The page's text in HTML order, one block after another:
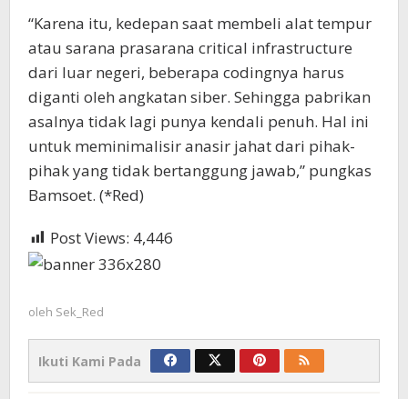
“Karena itu, kedepan saat membeli alat tempur
atau sarana prasarana critical infrastructure
dari luar negeri, beberapa codingnya harus
diganti oleh angkatan siber. Sehingga pabrikan
asalnya tidak lagi punya kendali penuh. Hal ini
untuk meminimalisir anasir jahat dari pihak-
pihak yang tidak bertanggung jawab,” pungkas
Bamsoet. (*Red)
Post Views: 4,446
oleh Sek_Red
Ikuti Kami Pada